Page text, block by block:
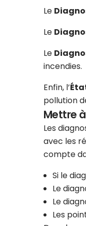
Le
Le
Le
incendies.
Enfin, l’
pollution
Mettre
Les
avec les
compte
Si le
Le
Le
Les